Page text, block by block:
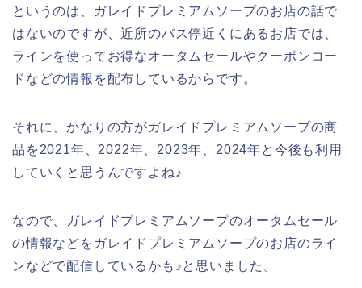
というのは、ガレイドプレミアムソープのお店の話で
はないのですが、近所のバス停近くにあるお店では、
ラインを使ってお得なオータムセールやクーポンコー
ドなどの情報を配布しているからです。
それに、かなりの方がガレイドプレミアムソープの商
品を2021年、2022年、2023年、2024年と今後も利用
していくと思うんですよね♪
なので、ガレイドプレミアムソープのオータムセール
の情報などをガレイドプレミアムソープのお店のライ
ンなどで配信しているかも♪と思いました。